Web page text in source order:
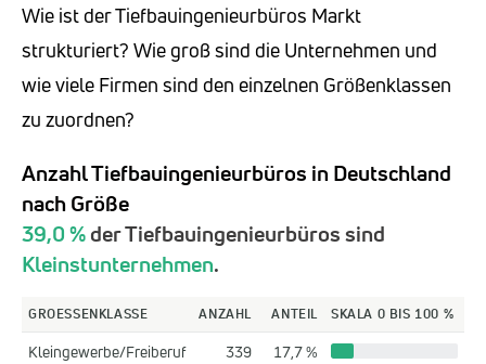
Wie ist der Tiefbauingenieurbüros Markt
strukturiert? Wie groß sind die Unternehmen und
wie viele Firmen sind den einzelnen Größenklassen
zu zuordnen?
Anzahl Tiefbauingenieurbüros in Deutschland
nach Größe
39,0 %der Tiefbauingenieurbüros sind
Kleinstunternehmen.
GROESSENKLASSE ANZAHL ANTEIL SKALA 0 BIS 100 %
Kleingewerbe/Freiberuf 339 17,7 %